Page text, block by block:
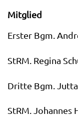
Mitglied
Erster Bgm.
StRM. Regina
Dritte Bgm.
StRM. Johannes